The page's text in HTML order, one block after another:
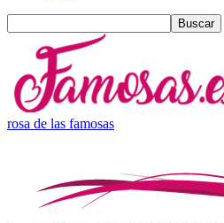
rosa de las famosas